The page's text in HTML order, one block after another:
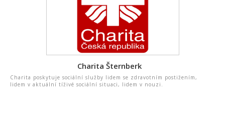
Charita Šternberk
Charita poskytuje sociální služby lidem se zdravotním postižením,
lidem v aktuální tíživé sociální situaci, lidem v nouzi.